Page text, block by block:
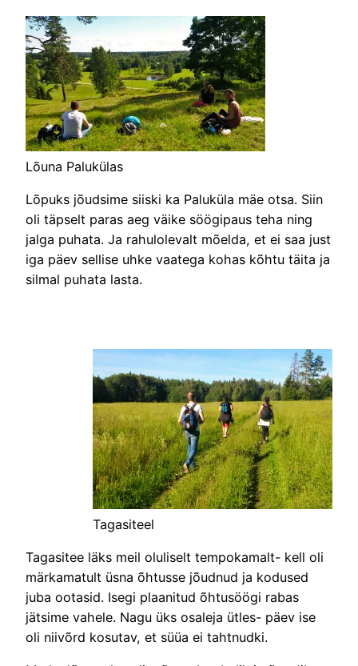
Lõuna Palukülas
Lõpuks jõudsime siiski ka Paluküla mäe otsa. Siin
oli täpselt paras aeg väike söögipaus teha ning
jalga puhata. Ja rahulolevalt mõelda, et ei saa just
iga päev sellise uhke vaatega kohas kõhtu täita ja
silmal puhata lasta.
Tagasiteel
Tagasitee läks meil oluliselt tempokamalt- kell oli
märkamatult üsna õhtusse jõudnud ja kodused
juba ootasid. Isegi plaanitud õhtusöögi rabas
jätsime vahele. Nagu üks osaleja ütles- päev ise
oli niivõrd kosutav, et süüa ei tahtnudki.